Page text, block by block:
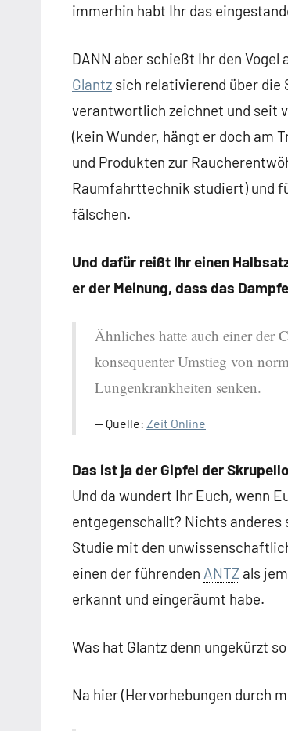
immerhin habt Ihr das
DANN aber schießt Ihr den
Glantz sich relativierend über die
verantwortlich zeichnet und seit
(kein Wunder, hängt er doch am
und Produkten zur
Raumfahrttechnik studiert) und
fälschen.
Und dafür reißt Ihr einen
er der Meinung, dass das
Ähnliches hatte auch einer der
konsequenter Umstieg von
Lungenkrankheiten senken.
Quelle: Zeit Online
Das ist ja der Gipfel der
Und da wundert Ihr Euch, wenn
entgegenschallt? Nichts
Studie mit den
einen der führenden ANTZ als
erkannt und eingeräumt habe.
Was hat Glantz denn ungekürzt
Na hier (Hervorhebungen durch